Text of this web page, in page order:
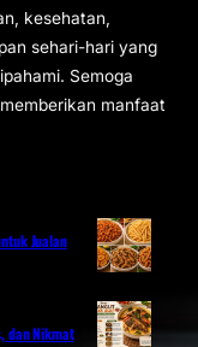
kesehatan,
sehari-hari yang
Semoga
manfaat
Jualan
dan Nikmat